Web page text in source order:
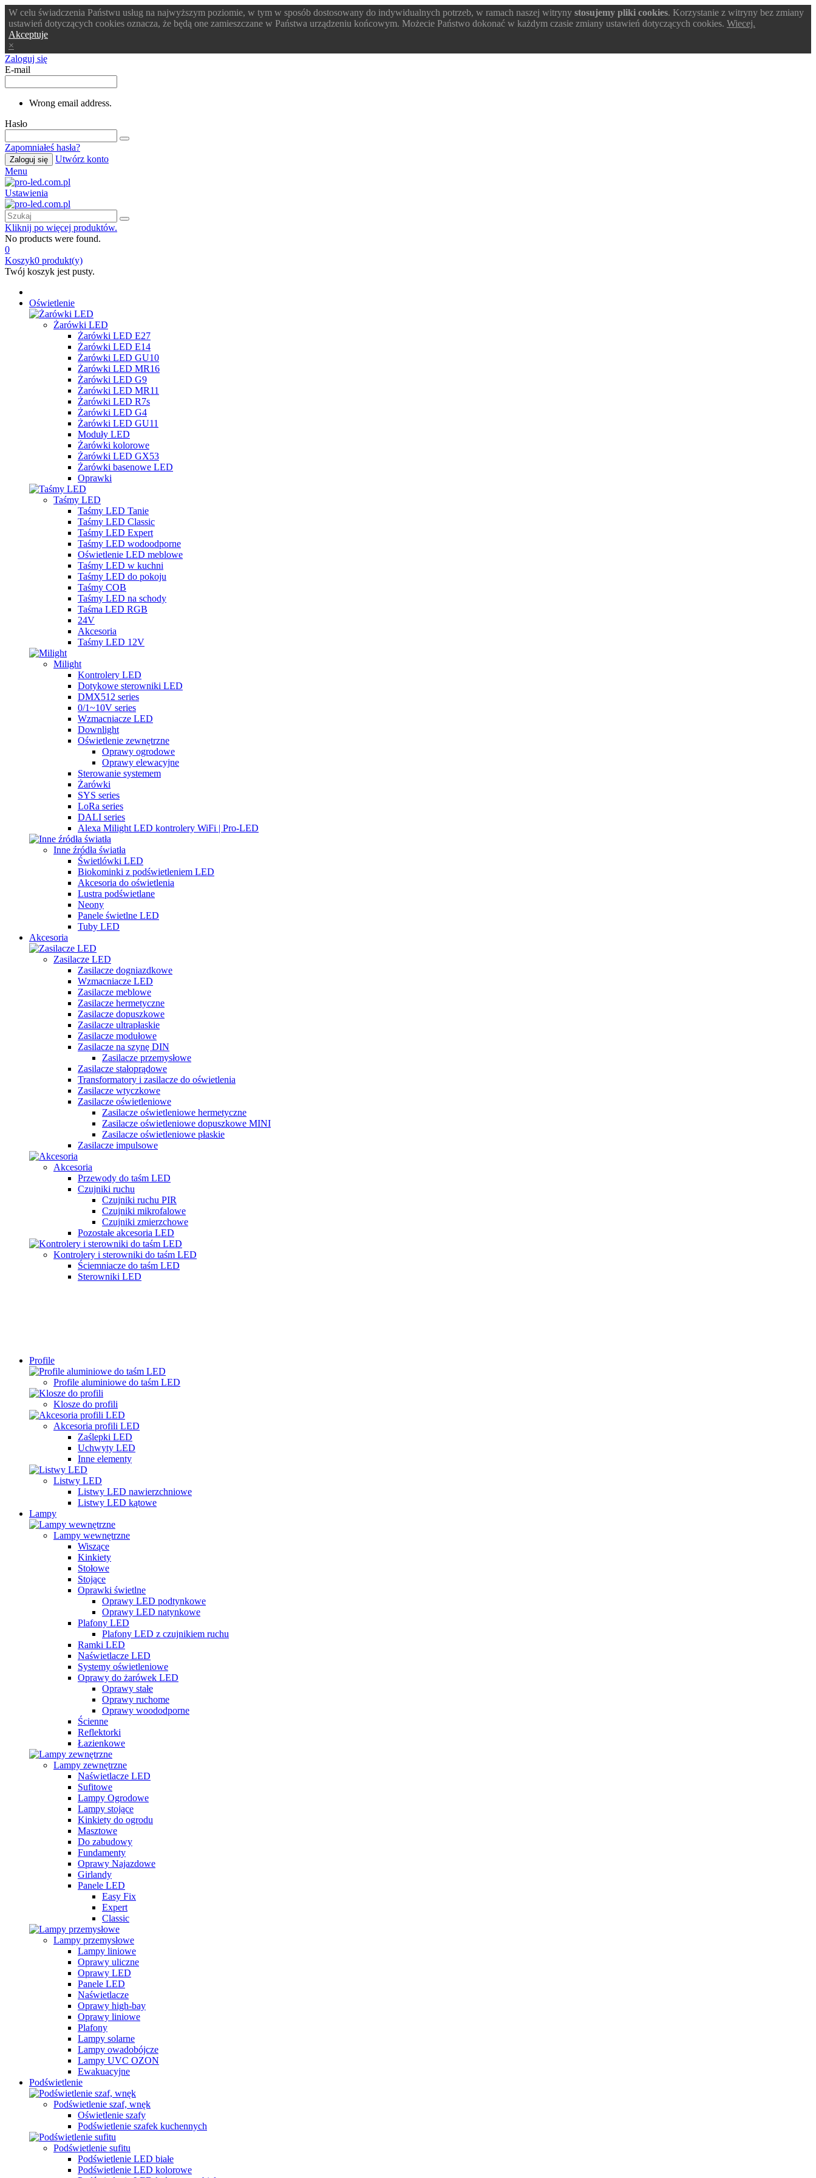
W celu świadczenia Państwu usług na najwyższym poziomie, w tym w sposób dostosowany do indywidualnych potrzeb, w ramach naszej witryny stosujemy pliki cookies. Korzystanie z witryny bez zmiany
ustawień dotyczących cookies oznacza, że będą one zamieszczane w Państwa urządzeniu końcowym. Możecie Państwo dokonać w każdym czasie zmiany ustawień dotyczących cookies. Wiecej.
Akceptuje
×
Zaloguj się
E-mail
Wrong email address.
Hasło
Zapomniałeś hasła?
Zaloguj się
Utwórz konto
Menu
Ustawienia
Kliknij po więcej produktów.
No products were found.
0
Koszyk0 produkt(y)
Twój koszyk jest pusty.
Oświetlenie
Żarówki LED
Żarówki LED E27
Żarówki LED E14
Żarówki LED GU10
Żarówki LED MR16
Żarówki LED G9
Żarówki LED MR11
Żarówki LED R7s
Żarówki LED G4
Żarówki LED GU11
Moduły LED
Żarówki kolorowe
Żarówki LED GX53
Żarówki basenowe LED
Oprawki
Taśmy LED
Taśmy LED Tanie
Taśmy LED Classic
Taśmy LED Expert
Taśmy LED wodoodporne
Oświetlenie LED meblowe
Taśmy LED w kuchni
Taśmy LED do pokoju
Taśmy COB
Taśmy LED na schody
Taśma LED RGB
24V
Akcesoria
Taśmy LED 12V
Milight
Kontrolery LED
Dotykowe sterowniki LED
DMX512 series
0/1~10V series
Wzmacniacze LED
Downlight
Oświetlenie zewnętrzne
Oprawy ogrodowe
Oprawy elewacyjne
Sterowanie systemem
Żarówki
SYS series
LoRa series
DALI series
Alexa Milight LED kontrolery WiFi | Pro-LED
Inne źródła światła
Świetlówki LED
Biokominki z podświetleniem LED
Akcesoria do oświetlenia
Lustra podświetlane
Neony
Panele świetlne LED
Tuby LED
Akcesoria
Zasilacze LED
Zasilacze dogniazdkowe
Wzmacniacze LED
Zasilacze meblowe
Zasilacze hermetyczne
Zasilacze dopuszkowe
Zasilacze ultrapłaskie
Zasilacze modułowe
Zasilacze na szynę DIN
Zasilacze przemysłowe
Zasilacze stałoprądowe
Transformatory i zasilacze do oświetlenia
Zasilacze wtyczkowe
Zasilacze oświetleniowe
Zasilacze oświetleniowe hermetyczne
Zasilacze oświetleniowe dopuszkowe MINI
Zasilacze oświetleniowe płaskie
Zasilacze impulsowe
Akcesoria
Przewody do taśm LED
Czujniki ruchu
Czujniki ruchu PIR
Czujniki mikrofalowe
Czujniki zmierzchowe
Pozostałe akcesoria LED
Kontrolery i sterowniki do taśm LED
Ściemniacze do taśm LED
Sterowniki LED
Profile
Profile aluminiowe do taśm LED
Klosze do profili
Akcesoria profili LED
Zaślepki LED
Uchwyty LED
Inne elementy
Listwy LED
Listwy LED nawierzchniowe
Listwy LED kątowe
Lampy
Lampy wewnętrzne
Wiszące
Kinkiety
Stołowe
Stojące
Oprawki świetlne
Oprawy LED podtynkowe
Oprawy LED natynkowe
Plafony LED
Plafony LED z czujnikiem ruchu
Ramki LED
Naświetlacze LED
Systemy oświetleniowe
Oprawy do żarówek LED
Oprawy stałe
Oprawy ruchome
Oprawy woododporne
Ścienne
Reflektorki
Łazienkowe
Lampy zewnętrzne
Naświetlacze LED
Sufitowe
Lampy Ogrodowe
Lampy stojące
Kinkiety do ogrodu
Masztowe
Do zabudowy
Fundamenty
Oprawy Najazdowe
Girlandy
Panele LED
Easy Fix
Expert
Classic
Lampy przemysłowe
Lampy liniowe
Oprawy uliczne
Oprawy LED
Panele LED
Naświetlacze
Oprawy high-bay
Oprawy liniowe
Plafony
Lampy solarne
Lampy owadobójcze
Lampy UVC OZON
Ewakuacyjne
Podświetlenie
Podświetlenie szaf, wnęk
Oświetlenie szafy
Podświetlenie szafek kuchennych
Podświetlenie sufitu
Podświetlenie LED białe
Podświetlenie LED kolorowe